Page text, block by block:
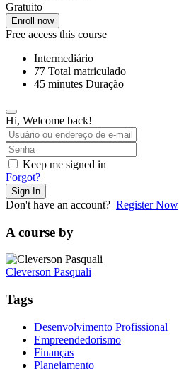
Gratuito
Enroll now
Free access this course
Intermediário
77 Total matriculado
45 minutes Duração
Hi, Welcome back!
Keep me signed in
Forgot?
Sign In
Don't have an account? Register Now
A course by
Cleverson Pasquali
Tags
Desenvolvimento Profissional
Empreendedorismo
Finanças
Planejamento